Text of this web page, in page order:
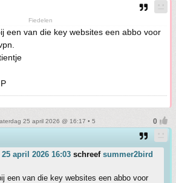
Fiedelen
een van die key websites een abbo voor
25 april 2026 @ 16:17 • 5
april 2026 16:03 schreef summer2bird
een van die key websites een abbo voor